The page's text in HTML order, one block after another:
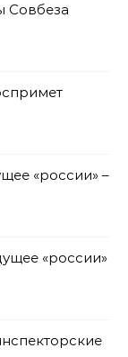
Совбеза
«россии» –
«россии»